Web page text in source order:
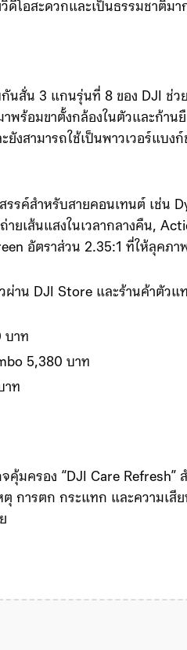
ำหรับการถ่ายเด็ก สัตว์เลี้ยง หรื
นสั่น 3 แกนรุ่นที่ 8 ของ DJI ช่ว
ยังสามารถใช้เป็นพาวเวอร์แบ
ยเส้นแสงในเวลากลางคืน,
ผ่าน DJI Store และร้านค้าตัวแ
การตก กระแทก และความเสี